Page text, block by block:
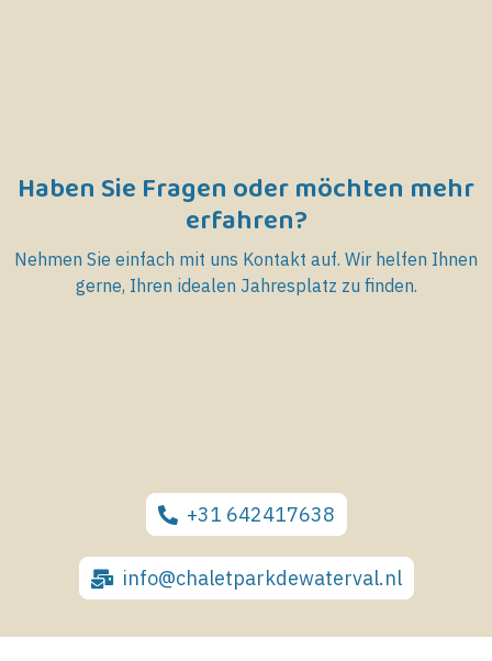
Haben Sie Fragen oder möchten mehr
erfahren?
Nehmen Sie einfach mit uns Kontakt auf. Wir helfen Ihnen
gerne, Ihren idealen Jahresplatz zu finden.
+31 642417638
info@chaletparkdewaterval.nl